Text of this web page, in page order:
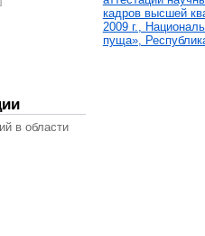
в области
кадров высшей
2009 г.,
пуща»,